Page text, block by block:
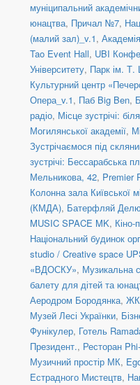
муніципальний
юнацтва, Причал №7,
(малий зал)_v.1,
Tao Event Hall, UBI
Університету, Парк ім. Т.
Культурний центр
Опера_v.1, Паб Big Ben,
радіо, Місце зустрічі:
Могилянської академії,
Зустрічаємося під
зустрічі: Бессарабська
Мельникова, 42, Premier
Колонна зала Київської
(КМДА), Батерфляй
MUSIC SPACE MK, Кіно-
Національний будинок
studio / Creative space
«ВДОСКУ», Музикальна
балету для дітей та
Аеродром Бородянка, ЖК
Музей Лесі Українки,
Фунікулер, Готель
Президент., Ресторан
Музичний простір МК,
Естрадного Мистецтв,